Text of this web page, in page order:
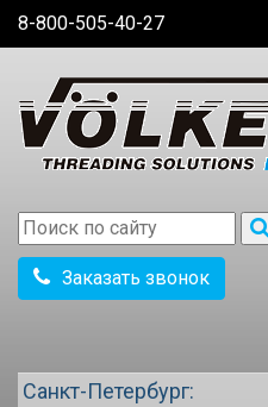
8-800-505-40-27
Заказать звонок
Санкт-Петербург: